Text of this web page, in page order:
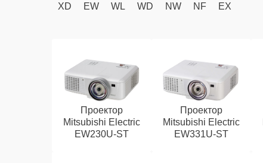
XD
EW WL WD NW NF EX
Проектор
Mitsubishi Electric
EW230U-ST
Проектор
Mitsubishi Electric
EW331U-ST